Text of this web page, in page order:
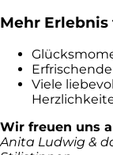
Mehr
Viele
Wir freuen uns
Anita Ludwig &